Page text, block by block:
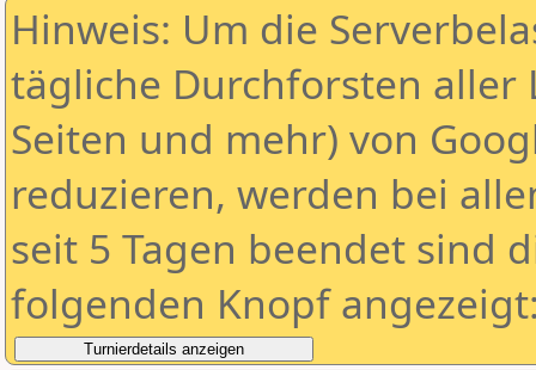
Hinweis: Um die
tägliche Durchforsten aller
Seiten und mehr) von
reduzieren, werden bei
seit 5 Tagen beendet sind
folgenden Knopf